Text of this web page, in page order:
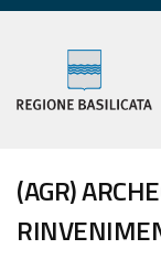
(AGR)